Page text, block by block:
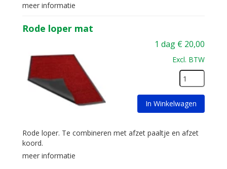
meer informatie
Rode loper mat
1 dag € 20,00
Excl. BTW
In Winkelwagen
Rode loper. Te combineren met afzet paaltje en afzet
koord.
meer informatie